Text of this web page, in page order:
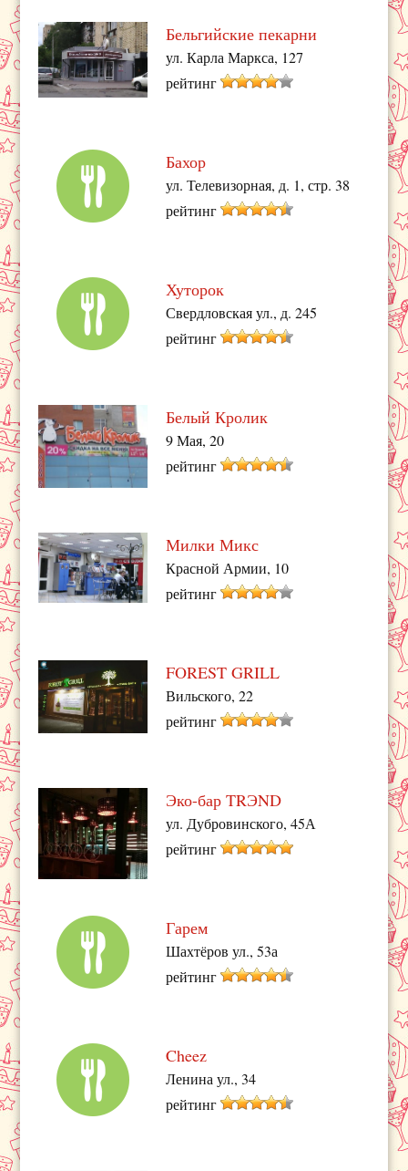
Бельгийские пекарни
ул. Карла Маркса, 127
рейтинг
Бахор
ул. Телевизорная, д. 1, стр. 38
рейтинг
Хуторок
Свердловская ул., д. 245
рейтинг
Белый Кролик
9 Мая, 20
рейтинг
Милки Микс
Красной Армии, 10
рейтинг
FOREST GRILL
Вильского, 22
рейтинг
Эко-бар TRЭND
ул. Дубровинского, 45А
рейтинг
Гарем
Шахтёров ул., 53а
рейтинг
Cheez
Ленина ул., 34
рейтинг